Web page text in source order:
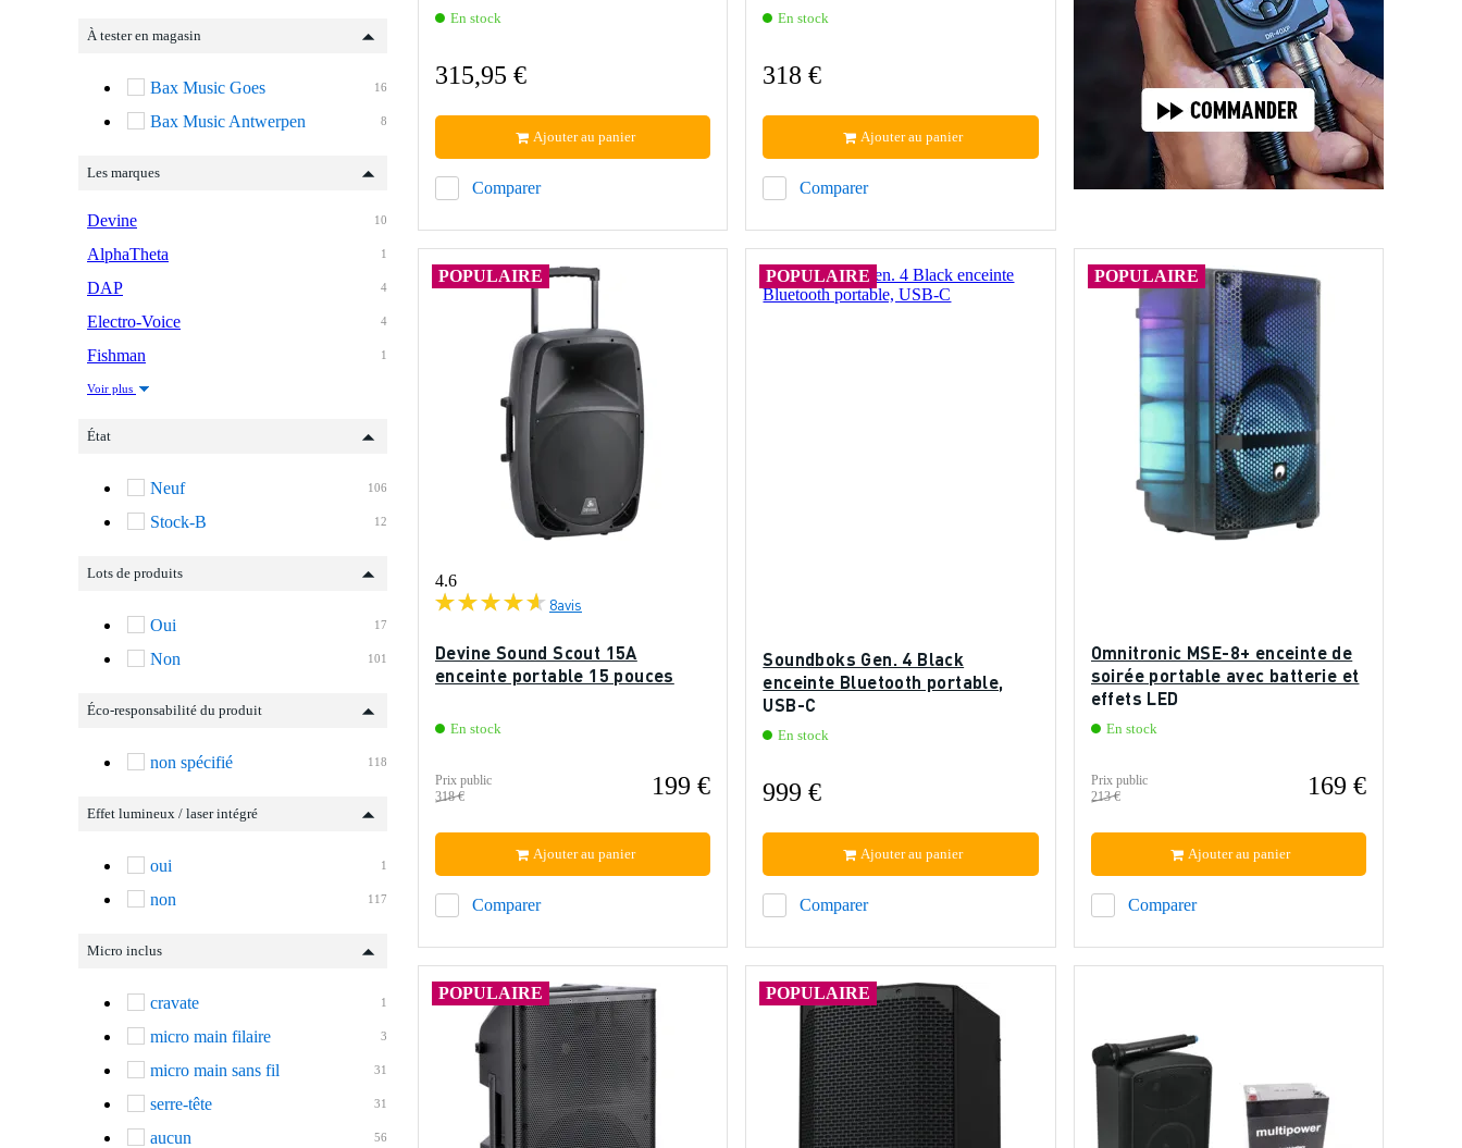
À tester en magasin
16
Bax Music Goes
8
Bax Music Antwerpen
Les marques
10
Devine
1
AlphaTheta
4
DAP
4
Electro-Voice
1
Fishman
Voir plus
État
106
Neuf
12
Stock-B
Lots de produits
17
Oui
101
Non
Éco-responsabilité du produit
118
non spécifié
Effet lumineux / laser intégré
1
oui
117
non
Micro inclus
1
cravate
3
micro main filaire
31
micro main sans fil
31
serre-tête
56
aucun
En stock
315,95 €
Comparer
Ajouter au panier
En stock
318 €
Comparer
Ajouter au panier
POPULAIRE
4.6
8avis
Devine Sound Scout 15A
enceinte portable 15 pouces
En stock
Prix public
318 €
199 €
Comparer
Ajouter au panier
POPULAIRE
Soundboks Gen. 4 Black
enceinte Bluetooth portable,
USB-C
En stock
999 €
Comparer
Ajouter au panier
POPULAIRE
Omnitronic MSE-8+ enceinte de
soirée portable avec batterie et
effets LED
En stock
Prix public
213 €
169 €
Comparer
Ajouter au panier
POPULAIRE POPULAIRE